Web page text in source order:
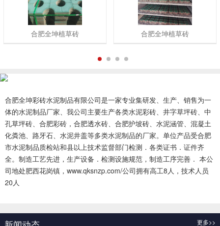
合肥全坤植草砖 合肥全坤植草砖
合肥全坤彩砖水泥制品有限公司是一家专业集研发、生产、销售为一
体的水泥制品厂家、我公司主要生产各类水泥彩砖、井字草坪砖、中
孔草坪砖、合肥彩砖，合肥透水砖、合肥护坡砖、水泥涵管、混凝土
化粪池、路牙石、水泥井盖等多类水泥制品的厂家。单位产品受合肥
市水泥制品质检站和县以上技术监督部门检测．各类证书．证件齐
全。制造工艺先进，生产设备．检测设施规范，制造工序完善． 本公
司地处肥西花岗镇，www.qksnzp.com/公司拥有高工8人，技术人员
20人
更多>>